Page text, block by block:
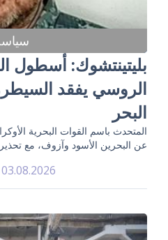
بليتينتشوك: أسطول
الروسي يفقد
البحر
المتحدث باسم القوات البحرية
عن البحرين الأسود وآزوف، مع
03.08.2026 - 18:44